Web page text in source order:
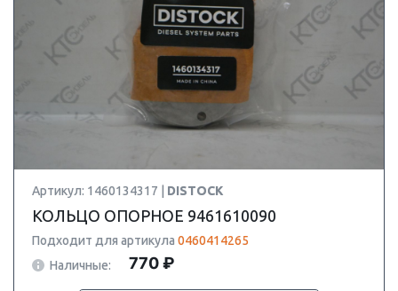
Артикул: 1460134317 | DISTOCK
КОЛЬЦО ОПОРНОЕ 9461610090
Подходит для артикула 0460414265
Наличные:
770 ₽